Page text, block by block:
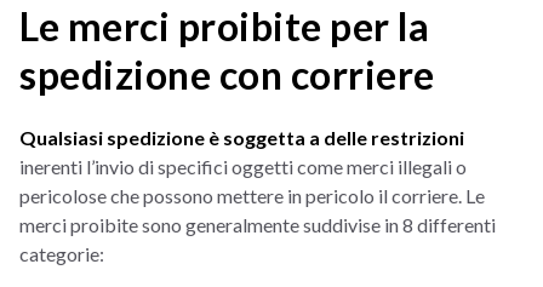
Le merci proibite per la
spedizione con corriere
Qualsiasi spedizione è soggetta a delle restrizioni
inerenti l’invio di specifici oggetti come merci illegali o
pericolose che possono mettere in pericolo il corriere. Le
merci proibite sono generalmente suddivise in 8 differenti
categorie: